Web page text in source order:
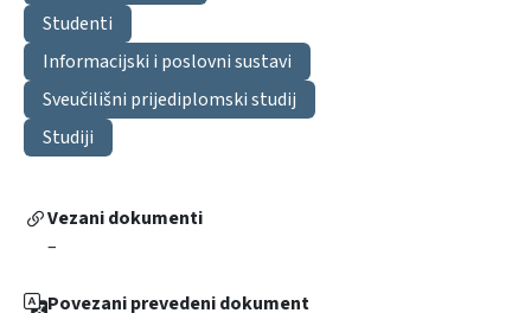
Studenti
Informacijski i poslovni sustavi
Sveučilišni prijediplomski studij
Studiji
Vezani dokumenti
–
Povezani prevedeni dokument